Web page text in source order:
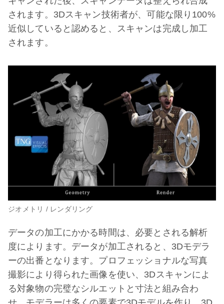
されます。3Dスキャン技術者が、可能な限り100%
近似していると認めると、スキャンは完成し加工
されます。
ジオメトリ / レンダリング
データの加工にかかる時間は、必要とされる解析
度によります。データが加工されると、3Dモデラ
ーの出番となります。プロフェッショナルな写真
撮影により得られた画像を使い、3Dスキャンによ
る対象物の完璧なシルエットと寸法と組み合わ